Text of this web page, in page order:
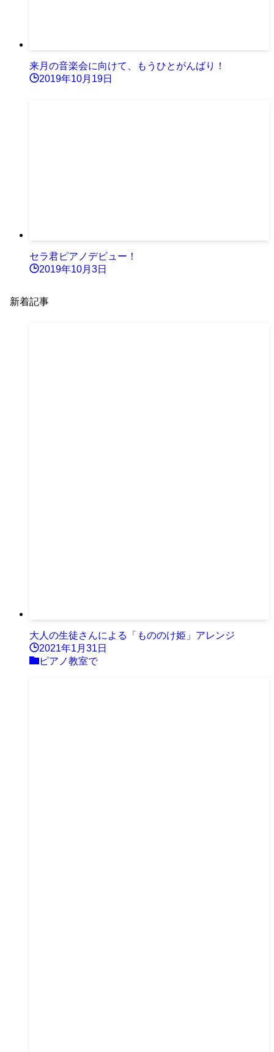
来月の音楽会に向けて、もうひとがんばり！
2019年10月19日
セラ君ピアノデビュー！
2019年10月3日
新着記事
大人の生徒さんによる「もののけ姫」アレンジ
2021年1月31日
ピアノ教室で